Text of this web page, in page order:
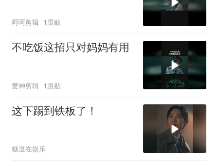
呵呵剪辑 1跟贴
不吃饭这招只对妈妈有用
爱神剪辑 1跟贴
这下踢到铁板了！
糖逗在娱乐